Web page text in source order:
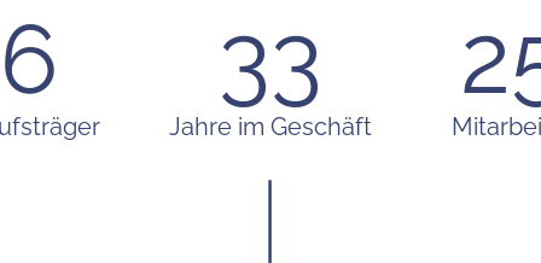
7 38
Jahre im Geschäft